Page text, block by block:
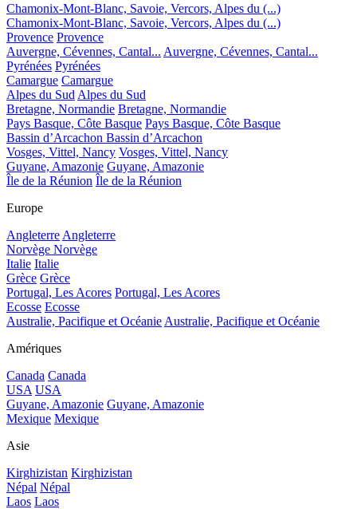
Chamonix-Mont-Blanc, Savoie, Vercors, Alpes du (...)
Chamonix-Mont-Blanc, Savoie, Vercors, Alpes du (...)
Provence Provence
Auvergne, Cévennes, Cantal... Auvergne, Cévennes, Cantal...
Pyrénées Pyrénées
Camargue Camargue
Alpes du Sud Alpes du Sud
Bretagne, Normandie Bretagne, Normandie
Pays Basque, Côte Basque Pays Basque, Côte Basque
Bassin d’Arcachon Bassin d’Arcachon
Vosges, Vittel, Nancy Vosges, Vittel, Nancy
Guyane, Amazonie Guyane, Amazonie
Île de la Réunion Île de la Réunion
Europe
Angleterre Angleterre
Norvège Norvège
Italie Italie
Grèce Grèce
Portugal, Les Acores Portugal, Les Acores
Ecosse Ecosse
Australie, Pacifique et Océanie Australie, Pacifique et Océanie
Amériques
Canada Canada
USA USA
Guyane, Amazonie Guyane, Amazonie
Mexique Mexique
Asie
Kirghizistan Kirghizistan
Népal Népal
Laos Laos